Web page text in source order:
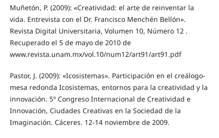
Muñetón, P. (2009): «Creatividad: el arte de reinventar la
vida. Entrevista con el Dr. Francisco Menchén Bellón».
Revista Digital Universitaria, Volumen 10, Número 12 .
Recuperado el 5 de mayo de 2010 de
www.revista.unam.mx/vol.10/num12/art91/art91.pdf
Pastor, J. (2009): «Icosistemas». Participación en el creálogo-
mesa redonda Icosistemas, entornos para la creatividad y la
innovación. 5º Congreso Internacional de Creatividad e
Innovación, Ciudades Creativas en la Sociedad de la
Imaginación. Cáceres. 12-14 noviembre de 2009.